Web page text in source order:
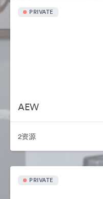
PRIVATE
AEW
2资源
PRIVATE